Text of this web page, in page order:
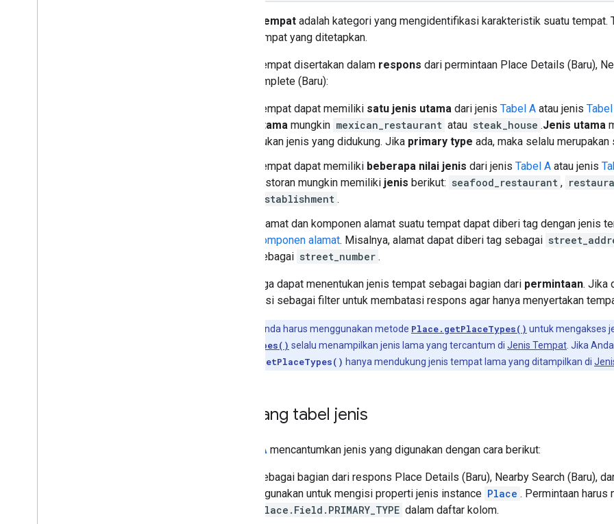
Jenis tempat adalah kategori yang mengidentifikasi karakteristik suatu tempat.
jenis tempat yang ditetapkan.
Jenis tempat disertakan dalam respons dari permintaan Place Details (Baru),
Autocomplete (Baru):
Tempat dapat memiliki satu jenis utama dari jenis Tabel A atau jenis
utama mungkin mexican_restaurant atau steak_house .Jenis utama
bukan jenis yang didukung. Jika primary type ada, maka selalu merupakan
Tempat dapat memiliki beberapa nilai jenis dari jenis Tabel A atau jenis
restoran mungkin memiliki jenis berikut: seafood_restaurant ,
establishment .
Alamat dan komponen alamat suatu tempat dapat diberi tag dengan jenis
komponen alamat. Misalnya, alamat dapat diberi tag sebagai
sebagai street_number .
Anda juga dapat menentukan jenis tempat sebagai bagian dari permintaan. Jika
berfungsi sebagai filter untuk membatasi respons agar hanya menyertakan
Anda harus menggunakan metode Place.getPlaceTypes() untuk mengakses
Place.getTypes() selalu menampilkan jenis lama yang tercantum di Jenis Tempat . Jika
Place.getPlaceTypes() hanya mendukung jenis tempat lama yang ditampilkan di
Tentang tabel jenis
Tabel A mencantumkan jenis yang digunakan dengan cara berikut:
Sebagai bagian dari respons Place Details (Baru), Nearby Search (Baru),
digunakan untuk mengisi properti jenis instance Place . Permintaan harus
Place.Field.PRIMARY_TYPE dalam daftar kolom.